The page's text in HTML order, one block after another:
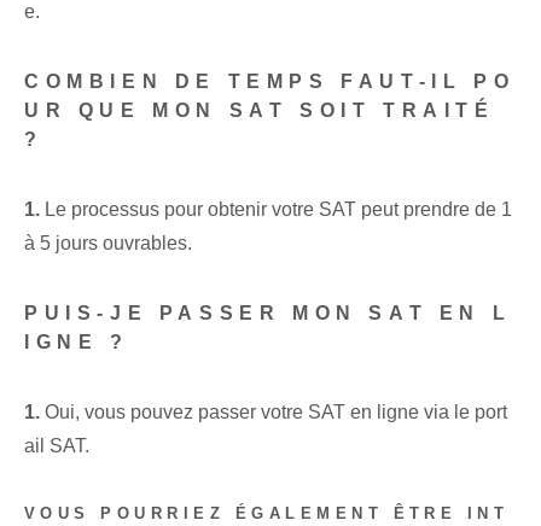
e.
COMBIEN DE TEMPS FAUT-IL PO
UR QUE MON SAT SOIT TRAITÉ
?
1. Le processus pour obtenir votre SAT peut prendre de 1⁤
à 5 jours ouvrables.
PUIS-JE PASSER MON SAT EN L
IGNE ?
1. Oui, vous pouvez passer votre SAT en ligne via le port
ail SAT.
VOUS POURRIEZ ÉGALEMENT ÊTRE INT